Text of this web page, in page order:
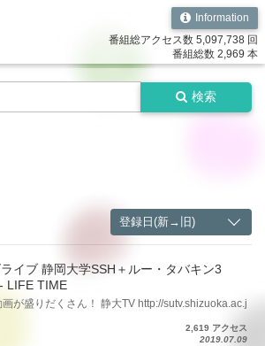
Information
番組総アクセス数 5,097,738 回
番組総数 2,969 本
検索
登録日(新→旧)
イブ 静岡大学SSH＋ルー・タバキン3
LIFE TIME
が盛りだくさん！ 静大TV http://sutv.shizuoka.ac.j
2,619 アクセス
2019.07.09